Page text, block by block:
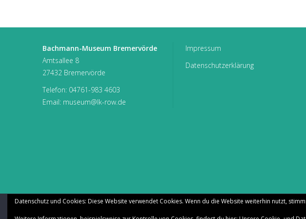
Bachmann-Museum Bremervörde
Amtsallee 8
27432 Bremervörde
Telefon: 04761-983 4603
Email: museum@lk-row.de
Impressum
Datenschutzerklärung
Datenschutz und Cookies: Diese Website verwendet Cookies. Wenn du die Website weiterhin nutzt,